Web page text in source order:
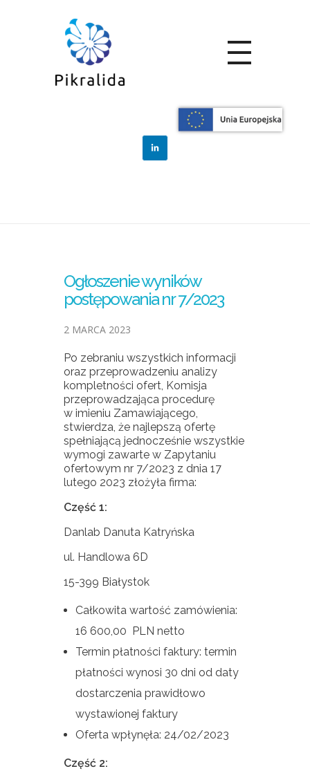
Blog
<a>Ogłoszenie
wyników postępow...
Ogłoszenie
postępowania
nr 7/2023
Ogłoszenie wyników
postępowania nr 7/2023
2 MARCA 2023
Po zebraniu wszystkich informacji
oraz przeprowadzeniu analizy
kompletności ofert, Komisja
przeprowadzająca procedurę
w imieniu Zamawiającego,
stwierdza, że najlepszą ofertę
spełniającą jednocześnie wszystkie
wymogi zawarte w Zapytaniu
ofertowym nr 7/2023 z dnia 17
lutego 2023 złożyła firma:
Część 1:
Danlab Danuta Katryńska
ul. Handlowa 6D
15-399 Białystok
Całkowita wartość zamówienia:
16 600,00 PLN netto
Termin płatności faktury: termin
płatności wynosi 30 dni od daty
dostarczenia prawidłowo
wystawionej faktury
Oferta wpłynęła: 24/02/2023
Część 2: